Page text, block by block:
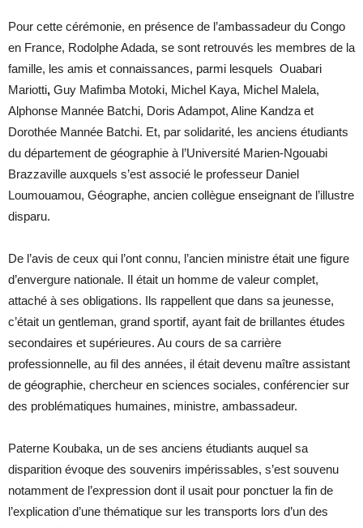
Pour cette cérémonie, en présence de l’ambassadeur du Congo
en France, Rodolphe Adada, se sont retrouvés les membres de la
famille, les amis et connaissances, parmi lesquels Ouabari
Mariotti, Guy Mafimba Motoki, Michel Kaya, Michel Malela,
Alphonse Mannée Batchi, Doris Adampot, Aline Kandza et
Dorothée Mannée Batchi. Et, par solidarité, les anciens étudiants
du département de géographie à l’Université Marien-Ngouabi
Brazzaville auxquels s’est associé le professeur Daniel
Loumouamou, Géographe, ancien collègue enseignant de l’illustre
disparu.
De l’avis de ceux qui l’ont connu, l’ancien ministre était une figure
d’envergure nationale. Il était un homme de valeur complet,
attaché à ses obligations. Ils rappellent que dans sa jeunesse,
c’était un gentleman, grand sportif, ayant fait de brillantes études
secondaires et supérieures. Au cours de sa carrière
professionnelle, au fil des années, il était devenu maître assistant
de géographie, chercheur en sciences sociales, conférencier sur
des problématiques humaines, ministre, ambassadeur.
Paterne Koubaka, un de ses anciens étudiants auquel sa
disparition évoque des souvenirs impérissables, s’est souvenu
notamment de l’expression dont il usait pour ponctuer la fin de
l’explication d’une thématique sur les transports lors d’un des